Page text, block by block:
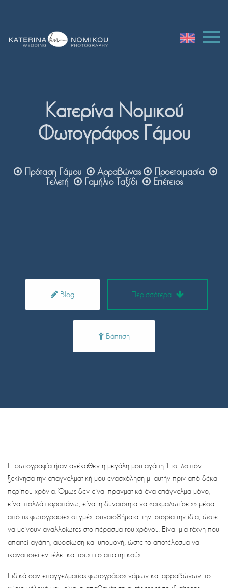
Κατερίνα Νομικού
Φωτογράφος Γάμου
Πρόταση Γάμου Αρραβώνας
Προετοιμασία
Τελετή
Γαμήλιο Ταξίδι Επέτειος
Blog Περισσότερα
Βάπτιση
Η φωτογραφία ήταν ανέκαθεν η μεγάλη μου αγάπη. Έτσι λοιπόν
ξεκίνησα την επαγγελματική μου ενασχόληση μ’ αυτήν πριν από δέκα
περίπου χρόνια. Όμως δεν είναι πραγματικά ένα επάγγελμα μόνο,
είναι πολλά παραπάνω, είναι η δυνατότητα να «αιχμαλωτίσεις» μέσα
από τις φωτογραφίες στιγμές, συναισθήματα, την ιστορία την ίδια, ώστε
να μείνουν αναλλοίωτες στο πέρασμα του χρόνου. Είναι μια τέχνη που
απαιτεί αγάπη, αφοσίωση και υπομονή, ώστε το αποτέλεσμα να
ικανοποιεί εν τέλει και τους πιο απαιτητικούς.
Ειδικά σαν επαγγελματίας φωτογράφος γάμων και αρραβώνων, το